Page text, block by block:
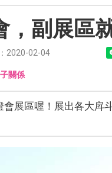
，副展區
2020-02-04
關係
展區喔！展出各大戽